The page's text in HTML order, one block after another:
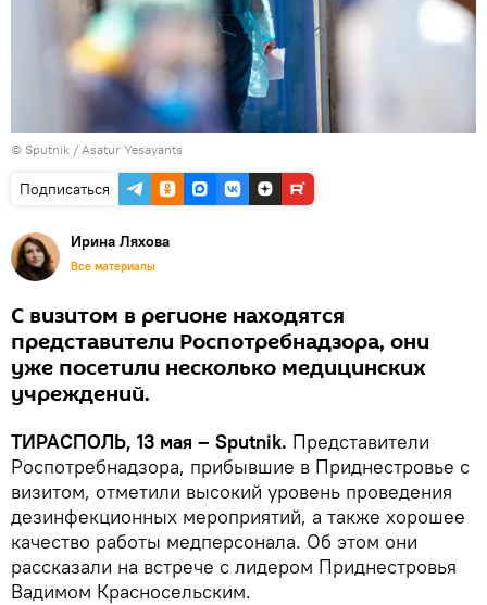
© Sputnik / Asatur Yesayants
Подписаться
Ирина Ляхова
Все материалы
С визитом в регионе находятся
представители Роспотребнадзора, они
уже посетили несколько медицинских
учреждений.
ТИРАСПОЛЬ, 13 мая – Sputnik. Представители
Роспотребнадзора, прибывшие в Приднестровье с
визитом, отметили высокий уровень проведения
дезинфекционных мероприятий, а также хорошее
качество работы медперсонала. Об этом они
рассказали на встрече с лидером Приднестровья
Вадимом Красносельским.